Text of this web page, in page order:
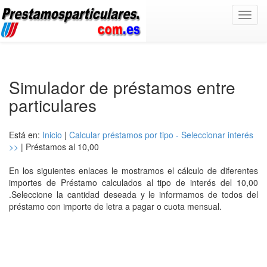
Simulador de préstamos entre
particulares
Está en: Inicio | Calcular préstamos por tipo - Seleccionar interés
>> | Préstamos al 10,00
En los siguientes enlaces le mostramos el cálculo de diferentes
importes de Préstamo calculados al tipo de interés del 10,00
.Seleccione la cantidad deseada y le informamos de todos del
préstamo con importe de letra a pagar o cuota mensual.